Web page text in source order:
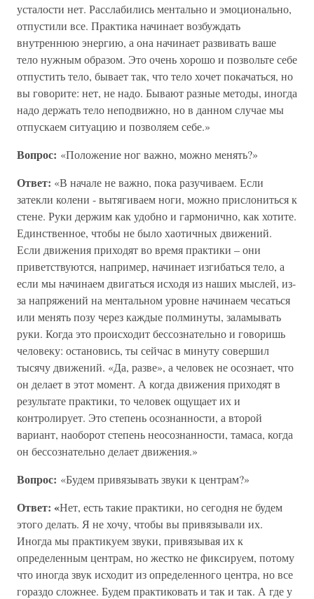
усталости нет. Расслабились ментально и эмоционально,
отпустили все. Практика начинает возбуждать
внутреннюю энергию, а она начинает развивать ваше
тело нужным образом. Это очень хорошо и позвольте себе
отпустить тело, бывает так, что тело хочет покачаться, но
вы говорите: нет, не надо. Бывают разные методы, иногда
надо держать тело неподвижно, но в данном случае мы
отпускаем ситуацию и позволяем себе.»
Вопрос: «Положение ног важно, можно менять?»
Ответ: «В начале не важно, пока разучиваем. Если
затекли колени - вытягиваем ноги, можно прислониться к
стене. Руки держим как удобно и гармонично, как хотите.
Единственное, чтобы не было хаотичных движений.
Если движения приходят во время практики – они
приветствуются, например, начинает изгибаться тело, а
если мы начинаем двигаться исходя из наших мыслей, из-
за напряжений на ментальном уровне начинаем чесаться
или менять позу через каждые полминуты, заламывать
руки. Когда это происходит бессознательно и говоришь
человеку: остановись, ты сейчас в минуту совершил
тысячу движений. «Да, разве», а человек не осознает, что
он делает в этот момент. А когда движения приходят в
результате практики, то человек ощущает их и
контролирует. Это степень осознанности, а второй
вариант, наоборот степень неосознанности, тамаса, когда
он бессознательно делает движения.»
Вопрос: «Будем привязывать звуки к центрам?»
Ответ: «Нет, есть такие практики, но сегодня не будем
этого делать. Я не хочу, чтобы вы привязывали их.
Иногда мы практикуем звуки, привязывая их к
определенным центрам, но жестко не фиксируем, потому
что иногда звук исходит из определенного центра, но все
гораздо сложнее. Будем практиковать и так и так. А где у